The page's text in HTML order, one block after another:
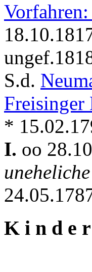
S.d.
Freisinger
*
I. oo
K i n d e